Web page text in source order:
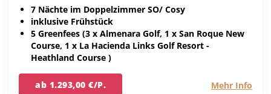
7 Nächte im Doppelzimmer SO/ Cosy
inklusive Frühstück
5 Greenfees (3 x Almenara Golf, 1 x San Roque New
Course, 1 x La Hacienda Links Golf Resort -
Heathland Course )
ab 1.293,00 €/P. Mehr Info